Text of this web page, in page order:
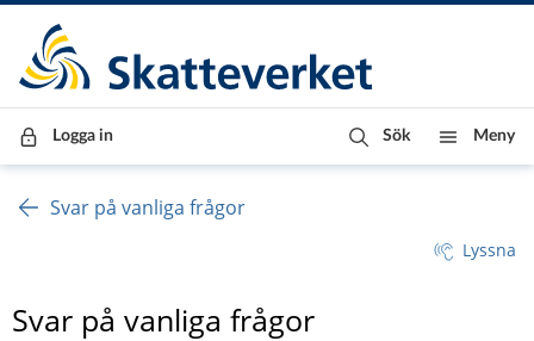
Till innehåll
Till navigationen
Till chattrobot
Logga in Sök Meny
Svar på vanliga frågor
Lyssna
Svar på vanliga frågor